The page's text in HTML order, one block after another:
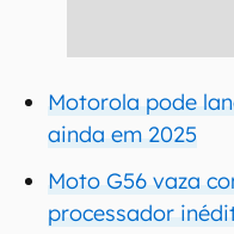
Motorola pode
ainda em 2025
Moto G56 vaza
processador